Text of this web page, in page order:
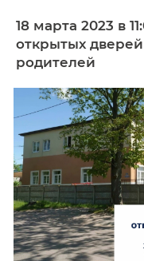
В субботу, 15
День